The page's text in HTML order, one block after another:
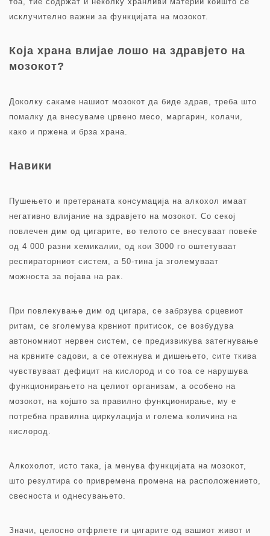
исклучително важни за функцијата на мозокот.
Која храна влијае лошо на здравјето на
мозокот?
Доколку сакаме нашиот мозокот да биде здрав, треба што
помалку да внесуваме црвено месо, маргарин, колачи,
како и пржена и брза храна.
Навики
Пушењето и претераната конcумација на алкохол имаат
негативно влијание на здравјето на мозокот. Со секој
повлечен дим од цигарите, во телото се внесуваат повеќе
од 4 000 разни хемикалии, од кои 3000 го оштетуваат
респираторниот систем, а 50-тина ја зголемуваат
можноста за појава на рак.
При повлекување дим од цигара, се забрзува срцевиот
ритам, се зголемува крвниот притисок, се возбудува
автономниот нервен систем, се предизвикува затегнување
на крвните садови, а се отежнува и дишењето, сите ткива
чувствуваат дефицит на кислород и со тоа се нарушува
функционирањето на целиот организам, а особено на
мозокот, на којшто за правилно функционирање, му е
потребна правилна циркулација и голема количина на
кислород.
Алкохолот, исто така, ја менува функцијата на мозокот,
што резултира со привремена промена на расположението,
свесноста и однесувањето.
Значи, целосно отфрлете ги цигарите од вашиот живот и